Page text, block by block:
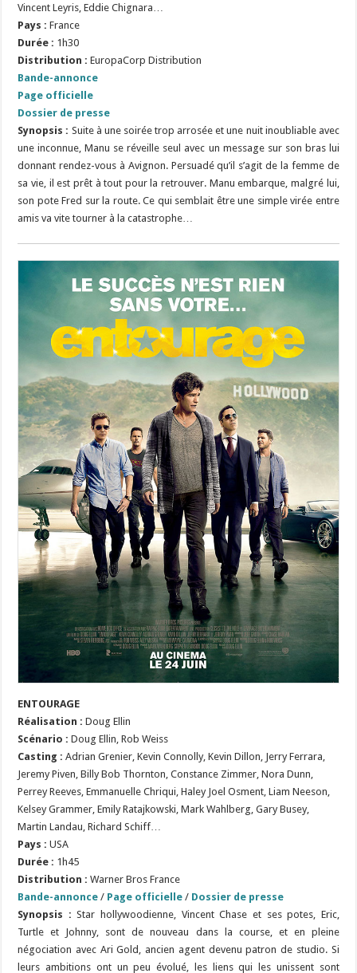
Vincent Leyris, Eddie Chignara…
Pays : France
Durée : 1h30
Distribution : EuropaCorp Distribution
Bande-annonce
Page officielle
Dossier de presse
Synopsis : Suite à une soirée trop arrosée et une nuit inoubliable avec
une inconnue, Manu se réveille seul avec un message sur son bras lui
donnant rendez-vous à Avignon. Persuadé qu’il s’agit de la femme de
sa vie, il est prêt à tout pour la retrouver. Manu embarque, malgré lui,
son pote Fred sur la route. Ce qui semblait être une simple virée entre
amis va vite tourner à la catastrophe…
ENTOURAGE
Réalisation :Doug Ellin
Scénario : Doug Ellin, Rob Weiss
Casting : Adrian Grenier, Kevin Connolly, Kevin Dillon, Jerry Ferrara,
Jeremy Piven, Billy Bob Thornton, Constance Zimmer, Nora Dunn,
Perrey Reeves, Emmanuelle Chriqui, Haley Joel Osment, Liam Neeson,
Kelsey Grammer, Emily Ratajkowski, Mark Wahlberg, Gary Busey,
Martin Landau, Richard Schiff…
Pays : USA
Durée : 1h45
Distribution : Warner Bros France
Bande-annonce / Page officielle / Dossier de presse
Synopsis :Star hollywoodienne, Vincent Chase et ses potes, Eric,
Turtle et Johnny, sont de nouveau dans la course, et en pleine
négociation avec Ari Gold, ancien agent devenu patron de studio. Si
leurs ambitions ont un peu évolué, les liens qui les unissent sont